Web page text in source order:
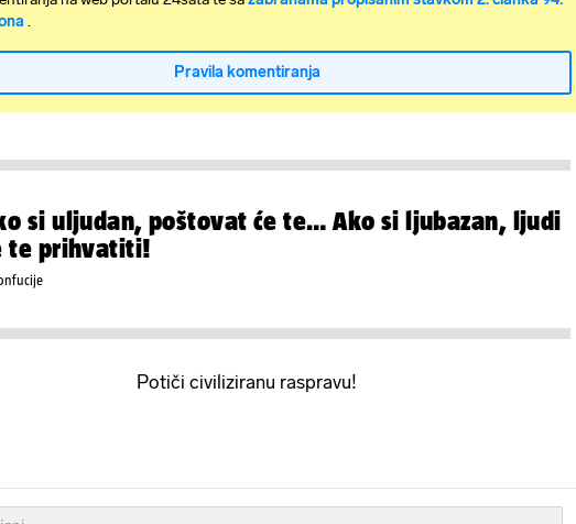
.
Pravila komentiranja
si uljudan, poštovat će te… Ako si ljubazan, ljudi
te prihvatiti!
Potiči civiliziranu raspravu!